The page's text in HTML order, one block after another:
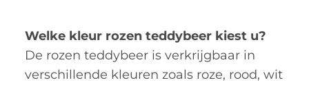
Welke kleur rozen teddybeer kiest u?
De rozen teddybeer is verkrijgbaar in
verschillende kleuren zoals roze, rood, wit